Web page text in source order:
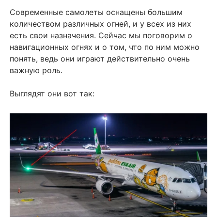
Современные самолеты оснащены большим
количеством различных огней, и у всех из них
есть свои назначения. Сейчас мы поговорим о
навигационных огнях и о том, что по ним можно
понять, ведь они играют действительно очень
важную роль.
Выглядят они вот так: